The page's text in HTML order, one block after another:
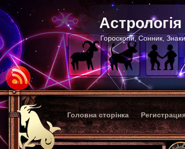
Гороскопи, Сонник,
Головна сторінка